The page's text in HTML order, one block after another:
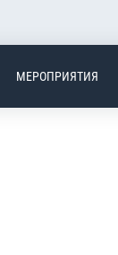
МЕРОПРИЯТИЯ